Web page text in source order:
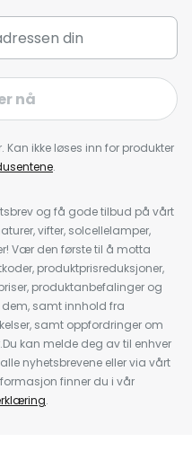
nå
Kan ikke løses inn for produkter
.
og få gode tilbud på vårt
vifter, solcellelamper,
Vær den første til å motta
produktprisreduksjoner,
produktanbefalinger og
samt innhold fra
samt oppfordringer om
kan melde deg av til enhver
nyhetsbrevene eller via vårt
finner du i vår
.